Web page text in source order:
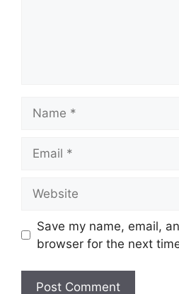
Save my name, email,
browser for the next